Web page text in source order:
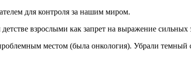
для контроля за нашим миром.
взрослыми как запрет на выражение
местом (была онкология). Убрали